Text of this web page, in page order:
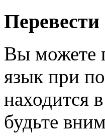
Вы можете
язык при
находится
будьте